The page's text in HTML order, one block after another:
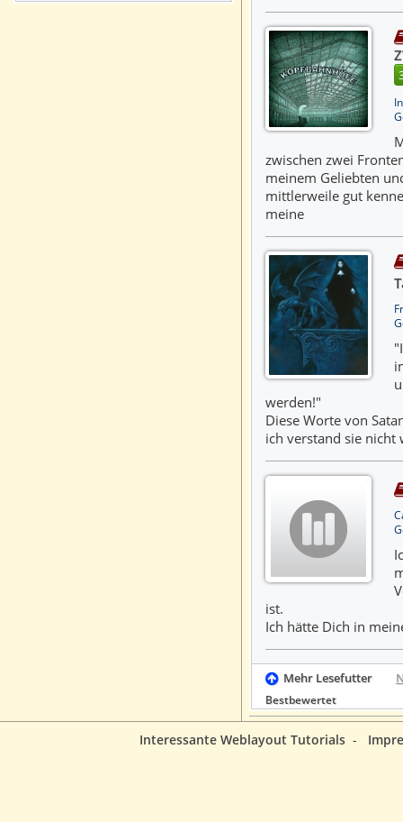
zwischen zwei
meinem Geliebten
mittlerweile gut
meine
werden!"
Diese Worte von
ich verstand sie
ist.
Ich hätte Dich in
Mehr Lesefutter
Bestbewertet
Interessante Weblayout Tutorials -